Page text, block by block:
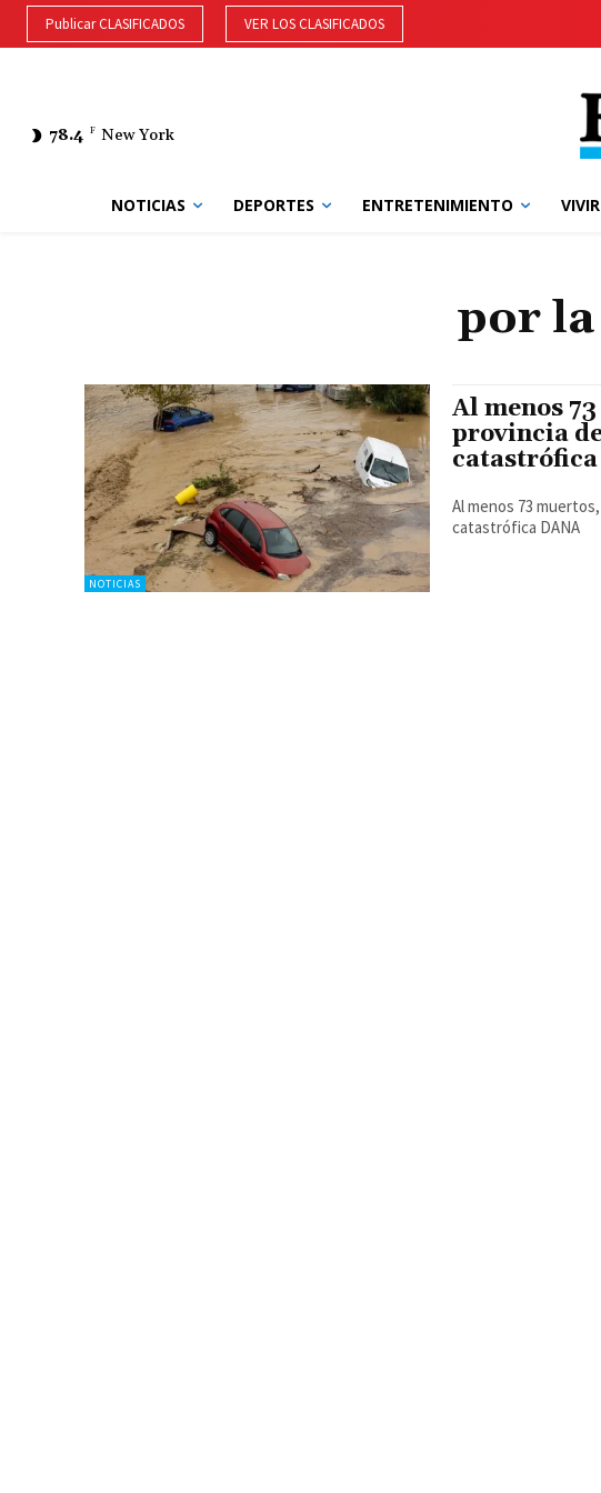
Publicar CLASIFICADOS VER LOS CLASIFICADOS
78.4 F New York
NOTICIAS DEPORTES ENTRETENIMIENTO
por
NOTICIAS
Al menos
provincia
catastrófica
Al menos 73
catastrófica DANA